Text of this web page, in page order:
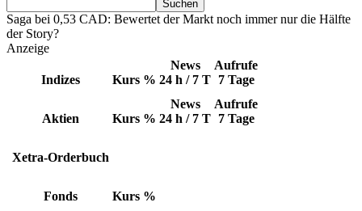
Saga bei 0,53 CAD: Bewertet der Markt noch immer nur die Hälfte
der Story?
Anzeige
Indizes Kurs %
News
24 h / 7 T
Aufrufe
7 Tage
Aktien Kurs %
News
24 h / 7 T
Aufrufe
7 Tage
Xetra-Orderbuch
Fonds Kurs %